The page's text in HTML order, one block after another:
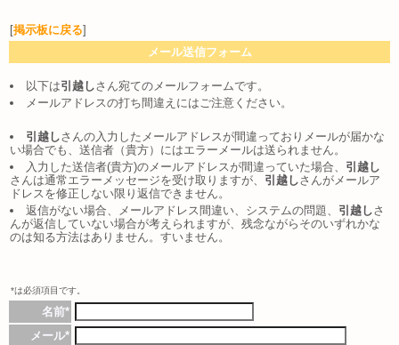
[掲示板に戻る]
メール送信フォーム
以下は引越しさん宛てのメールフォームです。
メールアドレスの打ち間違えにはご注意ください。
引越しさんの入力したメールアドレスが間違っておりメールが届かな
い場合でも、送信者（貴方）にはエラーメールは送られません。
入力した送信者(貴方)のメールアドレスが間違っていた場合、 引越し
さんは通常エラーメッセージを受け取りますが、 引越しさんがメールア
ドレスを修正しない限り返信できません。
返信がない場合、メールアドレス間違い、システムの問題、 引越しさ
んが返信していない場合が考えられますが、残念ながらそのいずれかな
のは知る方法はありません。すいません。
*は必須項目です。
名前*
メール*